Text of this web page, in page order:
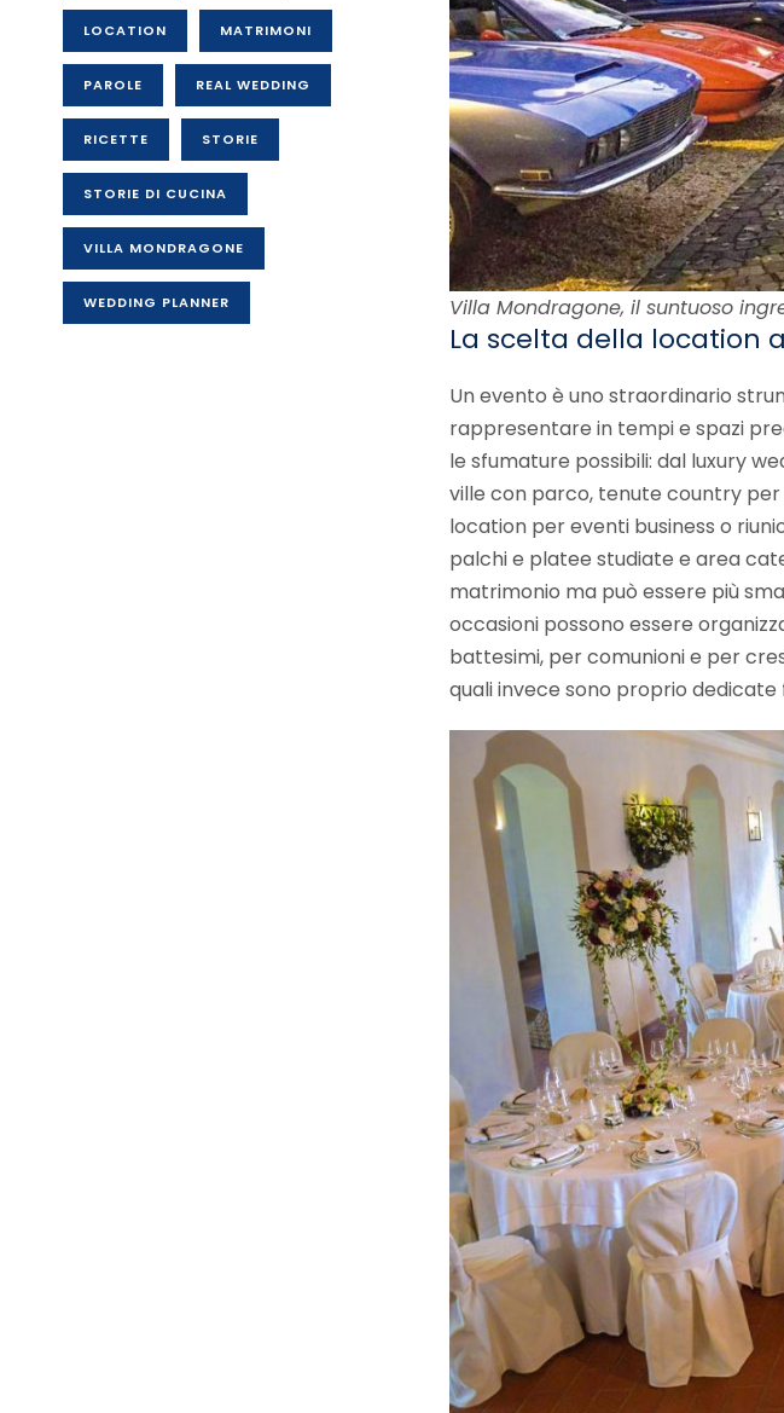
Villa Mondragone, il suntuoso
La scelta della location
Un evento è uno straordinario
rappresentare in tempi e spazi
le sfumature possibili: dal luxury
ville con parco, tenute country per
location per eventi business o
palchi e platee studiate e area
matrimonio ma può essere più
occasioni possono essere
battesimi, per comunioni e per
quali invece sono proprio
LOCATION MATRIMONI
PAROLE REAL WEDDING
RICETTE STORIE
STORIE DI CUCINA
VILLA MONDRAGONE
WEDDING PLANNER